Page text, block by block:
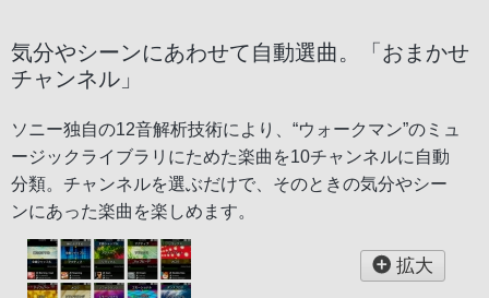
気分やシーンにあわせて自動選曲。「おまかせ
チャンネル」
ソニー独自の12音解析技術により、“ウォークマン”のミュ
ージックライブラリにためた楽曲を10チャンネルに自動
分類。チャンネルを選ぶだけで、そのときの気分やシー
ンにあった楽曲を楽しめます。
拡大